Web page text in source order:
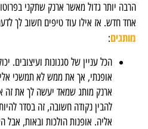
הרבה יותר גדול מאשר ארנק שתקני
אחד חדש. אז אילו עוד טיפים חשוב לך
מותגים:
הכל עניין של סגנונות ועיצובים.
אופנתי, אך את ממש לא תמשכי
ארנק מותג שמאד יעשה לך את זה
להבין נקודה חשובה, זה בסדר
אליה. אופנות הולכות ובאות, אבל